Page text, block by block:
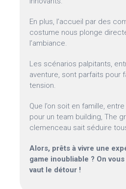
En plus, l’accueil par des
costume nous plonge
l’ambiance.
Les scénarios palpitants,
aventure, sont parfaits pour
tension.
Que l’on soit en famille,
pour un team building, The
clemenceau sait séduire
Alors, prêts à vivre une
game inoubliable ? On
vaut le détour !